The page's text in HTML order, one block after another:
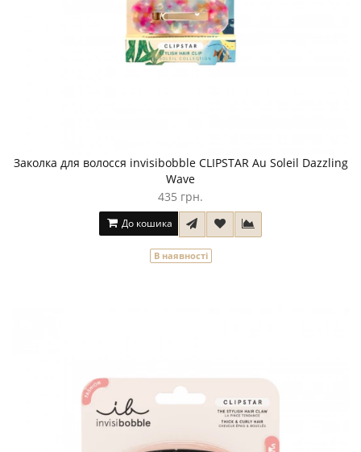
Заколка для волосся invisibobble CLIPSTAR Au Soleil Dazzling
Wave
435 грн.
До кошика
В наявності